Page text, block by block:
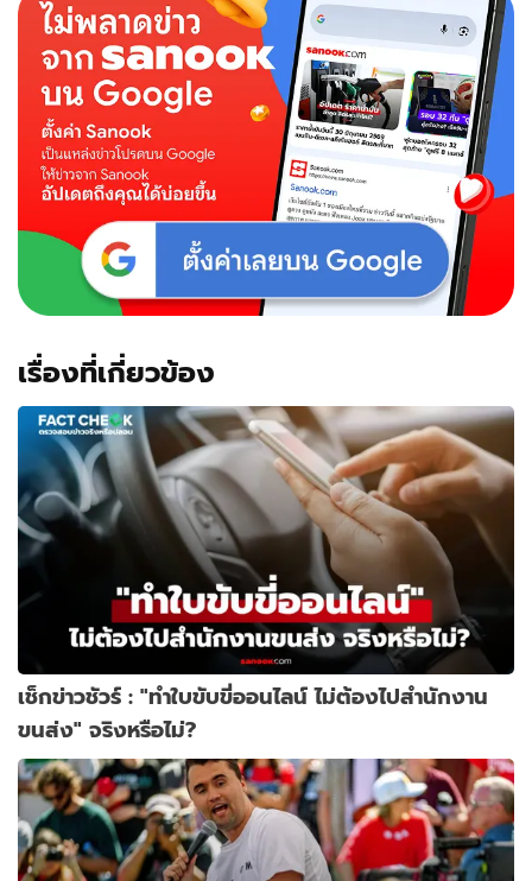
เรื่องที่เกี่ยวข้อง
เช็กข่าวชัวร์ : "ทำใบขับขี่ออนไลน์ ไม่ต้องไปสำนักงาน
ขนส่ง" จริงหรือไม่?